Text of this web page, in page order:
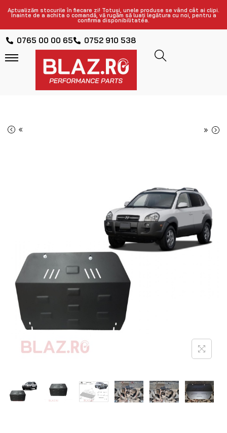
Actualizăm stocurile în fiecare zi! Totuși, unele produse se vând cât ai clipi.
Înainte de a achita o comandă, vă rugăm să luați legătura cu noi, pentru a
confirma disponibilitatea.
0765 00 00 65 0752 910 538
« »